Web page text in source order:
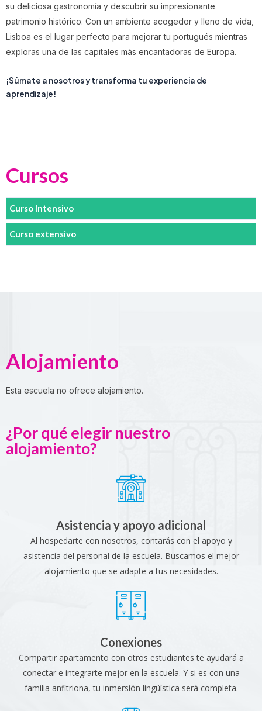
su deliciosa gastronomía y descubrir su impresionante
patrimonio histórico. Con un ambiente acogedor y lleno de vida,
Lisboa es el lugar perfecto para mejorar tu portugués mientras
exploras una de las capitales más encantadoras de Europa.
¡Súmate a nosotros y transforma tu experiencia de
aprendizaje!
Cursos
Curso Intensivo
Curso extensivo
Alojamiento
Esta escuela no ofrece alojamiento.
¿Por qué elegir nuestro
alojamiento?
Asistencia y apoyo adicional
Al hospedarte con nosotros, contarás con el apoyo y
asistencia del personal de la escuela. Buscamos el mejor
alojamiento que se adapte a tus necesidades.
Conexiones
Compartir apartamento con otros estudiantes te ayudará a
conectar e integrarte mejor en la escuela. Y si es con una
familia anfitriona, tu inmersión lingüística será completa.